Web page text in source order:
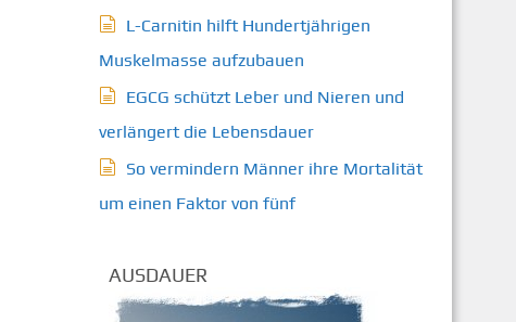
L-Carnitin hilft Hundertjährigen
Muskelmasse aufzubauen
EGCG schützt Leber und Nieren und
verlängert die Lebensdauer
So vermindern Männer ihre Mortalität
um einen Faktor von fünf
AUSDAUER